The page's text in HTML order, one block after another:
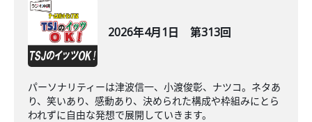
2026年4月1日 第313回
パーソナリティーは津波信一、小渡俊彰、ナツコ。ネタあ
り、笑いあり、感動あり、決められた構成や枠組みにとら
われずに自由な発想で展開していきます。